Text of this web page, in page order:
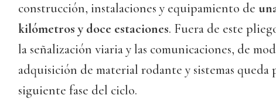
construcción, instalaciones y equipamiento de
kilómetros y doce estaciones. Fuera de este
la señalización viaria y las comunicaciones, de
adquisición de material rodante y sistemas queda
siguiente fase del ciclo.